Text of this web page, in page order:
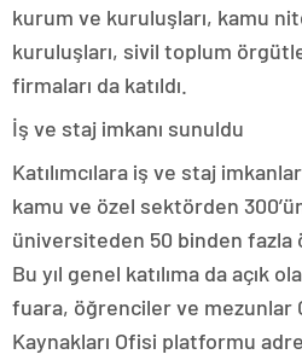
kurum ve kuruluşları, kamu
kuruluşları, sivil toplum
firmaları da katıldı.
İş ve staj imkanı sunuldu
Katılımcılara iş ve staj
kamu ve özel sektörden
üniversiteden 50 binden fazla
Bu yıl genel katılıma da açık
fuara, öğrenciler ve mezunlar
Kaynakları Ofisi platformu